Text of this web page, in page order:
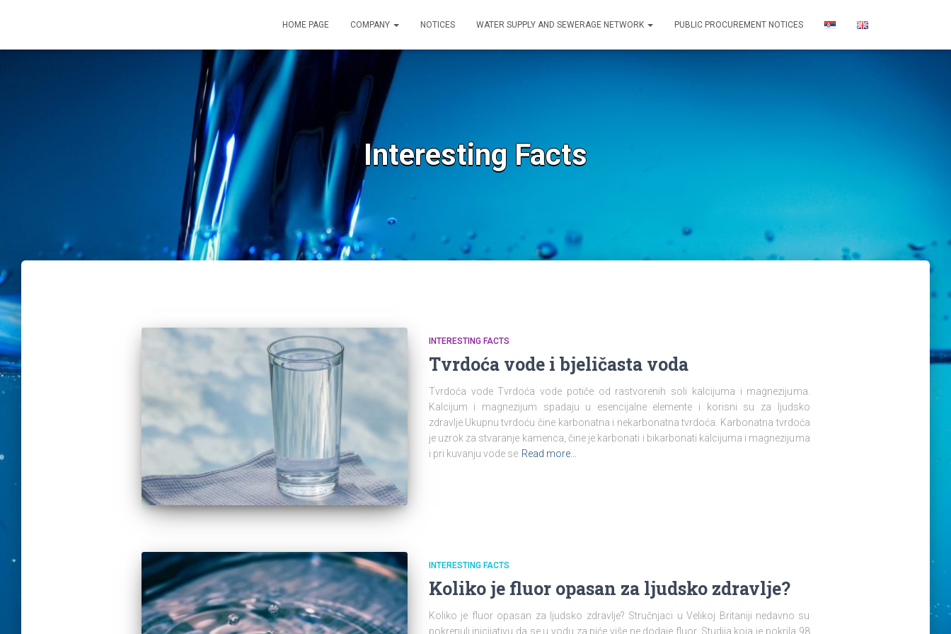
HOME PAGE COMPANY NOTICES WATER SUPPLY AND SEWERAGE NETWORK PUBLIC PROCUREMENT NOTICES
Interesting Facts
INTERESTING FACTS
Tvrdoća vode i bjeličasta voda
Tvrdoća vode Tvrdoća vode potiče od rastvorenih soli kalcijuma i magnezijuma.
Kalcijum i magnezijum spadaju u esencijalne elemente i korisni su za ljudsko
zdravlje.Ukupnu tvrdoću čine karbonatna i nekarbonatna tvrdoća. Karbonatna tvrdoća
je uzrok za stvaranje kamenca, čine je karbonati i bikarbonati kalcijuma i magnezijuma
i pri kuvanju vode se Read more…
INTERESTING FACTS
Koliko je fluor opasan za ljudsko zdravlje?
Koliko je fluor opasan za ljudsko zdravlje? Stručnjaci u Velikoj Britaniji nedavno su
pokrenuli inicijativu da se u vodu za piće više ne dodaje fluor. Studija koja je pokrila 98